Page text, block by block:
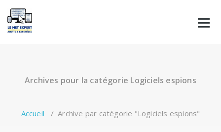
au
contenu
Archives pour la catégorie Logiciels espions
Accueil /Archive par catégorie "Logiciels espions"